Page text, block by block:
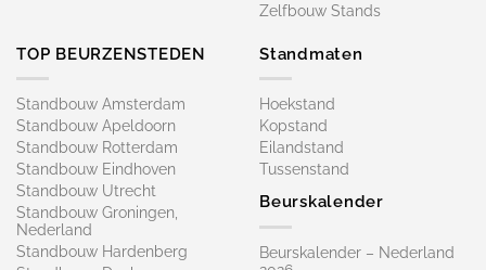
Zelfbouw Stands
TOP BEURZENSTEDEN
Standbouw Amsterdam
Standbouw Apeldoorn
Standbouw Rotterdam
Standbouw Eindhoven
Standbouw Utrecht
Standbouw Groningen,
Nederland
Standbouw Hardenberg
Standmaten
Hoekstand
Kopstand
Eilandstand
Tussenstand
Beurskalender
Beurskalender – Nederland